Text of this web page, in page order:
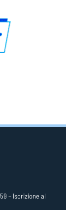
– Iscrizione al